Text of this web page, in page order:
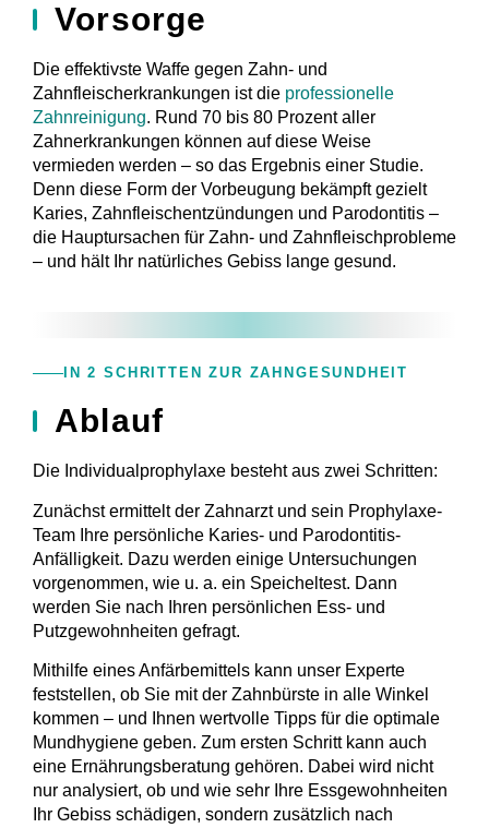
Vorsorge
Die effektivste Waffe gegen Zahn- und
Zahnfleischerkrankungen ist die professionelle
Zahnreinigung. Rund 70 bis 80 Prozent aller
Zahnerkrankungen können auf diese Weise
vermieden werden – so das Ergebnis einer Studie.
Denn diese Form der Vorbeugung bekämpft gezielt
Karies, Zahnfleischentzündungen und Parodontitis –
die Hauptursachen für Zahn- und Zahnfleischprobleme
– und hält Ihr natürliches Gebiss lange gesund.
IN 2 SCHRITTEN ZUR ZAHNGESUNDHEIT
Ablauf
Die Individualprophylaxe besteht aus zwei Schritten:
Zunächst ermittelt der Zahnarzt und sein Prophylaxe-
Team Ihre persönliche Karies- und Parodontitis-
Anfälligkeit. Dazu werden einige Untersuchungen
vorgenommen, wie u. a. ein Speicheltest. Dann
werden Sie nach Ihren persönlichen Ess- und
Putzgewohnheiten gefragt.
Mithilfe eines Anfärbemittels kann unser Experte
feststellen, ob Sie mit der Zahnbürste in alle Winkel
kommen – und Ihnen wertvolle Tipps für die optimale
Mundhygiene geben. Zum ersten Schritt kann auch
eine Ernährungsberatung gehören. Dabei wird nicht
nur analysiert, ob und wie sehr Ihre Essgewohnheiten
Ihr Gebiss schädigen, sondern zusätzlich nach